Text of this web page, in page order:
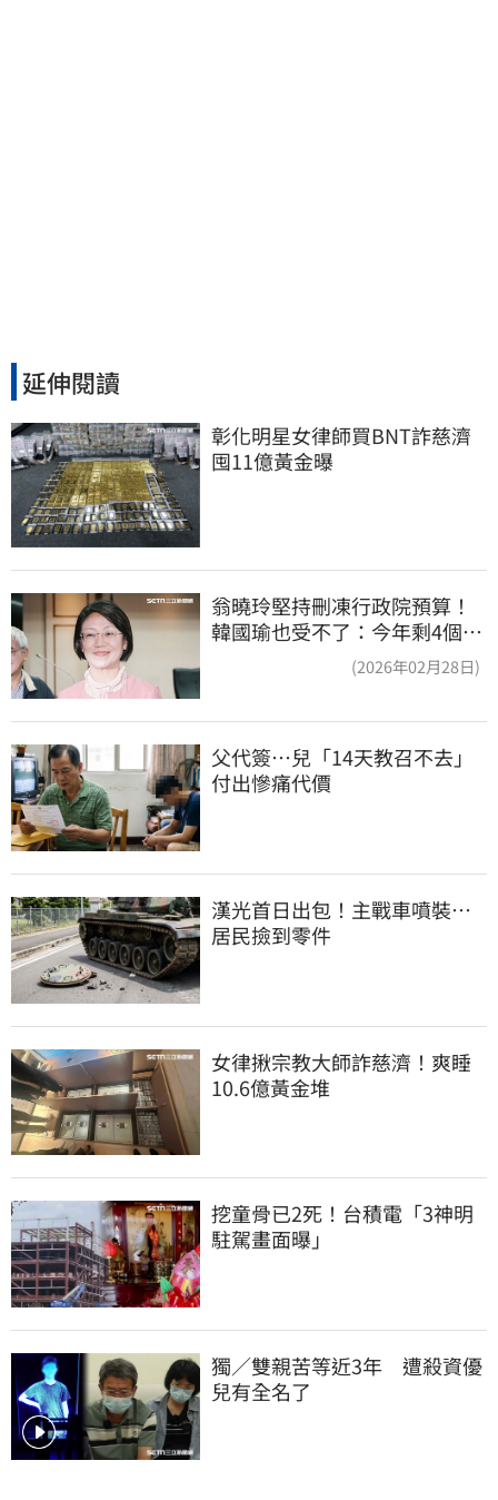
延伸閱讀
彰化明星女律師買BNT詐慈濟
囤11億黃金曝
翁曉玲堅持刪凍行政院預算！
韓國瑜也受不了：今年剩4個月
(2026年02月28日)
父代簽…兒「14天教召不去」
付出慘痛代價
漢光首日出包！主戰車噴裝…
居民撿到零件
女律揪宗教大師詐慈濟！爽睡
10.6億黃金堆
挖童骨已2死！台積電「3神明
駐駕畫面曝」
獨／雙親苦等近3年　遭殺資優
兒有全名了